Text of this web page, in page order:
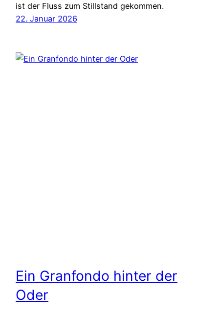
ist der Fluss zum Stillstand gekommen.
22. Januar 2026
Ein Granfondo hinter der
Oder